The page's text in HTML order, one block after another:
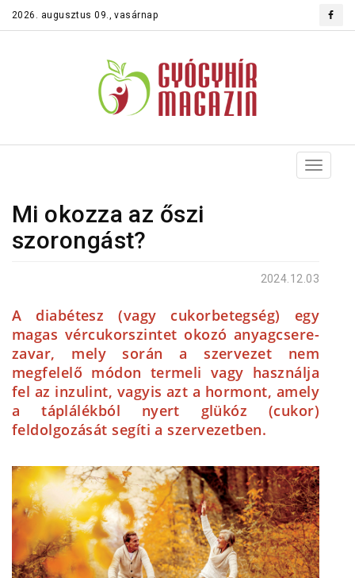
2026. augusztus 09., vasárnap
Toggle
Mi okozza az őszi
szorongást?
2024.12.03
A diabétesz (vagy cukorbetegség) egy
magas vércukorszintet okozó anyagcsere-
zavar, mely során a szervezet nem
megfelelő módon termeli vagy használja
fel az inzulint, vagyis azt a hormont, amely
a táplálékból nyert glükóz (cukor)
feldolgozását segíti a szervezetben.